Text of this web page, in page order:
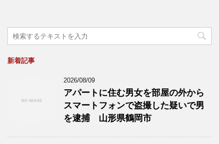
新着記事
2026/08/09
アパートに住む男女を部屋の外から
スマートフォンで盗撮した疑いで男
を逮捕 山形県鶴岡市